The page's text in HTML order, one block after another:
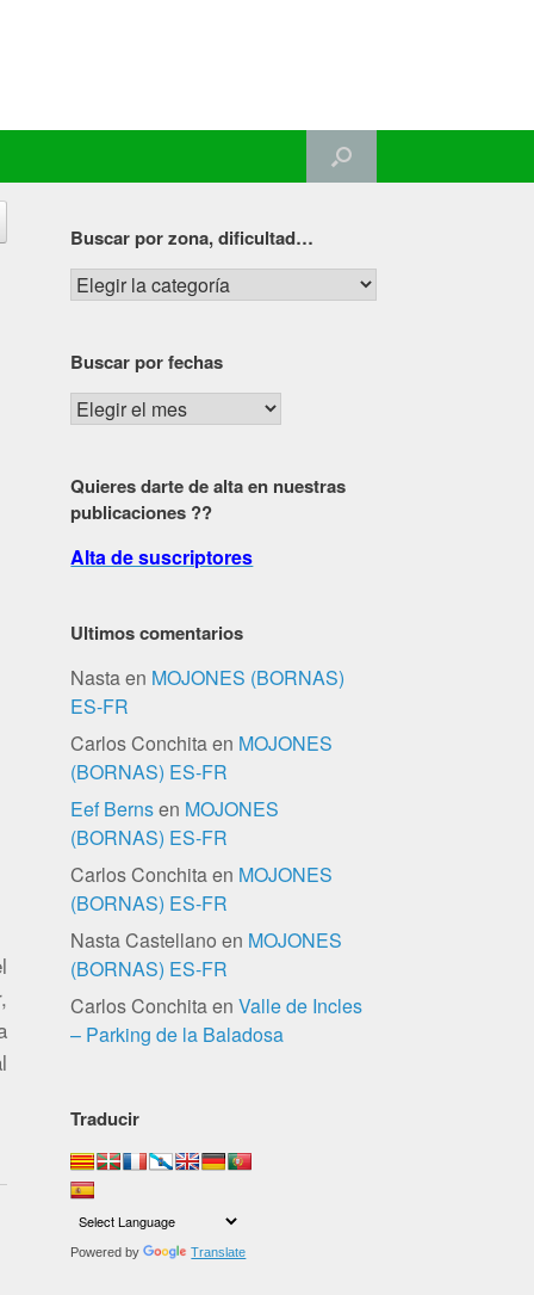
Buscar por zona, dificultad…
Buscar
por
dificultad…
Buscar por fechas
Buscar
por
Quieres darte de alta en nuestras
publicaciones ??
Alta de suscriptores
Ultimos comentarios
Nastaen MOJONES (BORNAS)
ES-FR
Carlos Conchitaen MOJONES
(BORNAS) ES-FR
Eef Bernsen MOJONES
(BORNAS) ES-FR
Carlos Conchitaen MOJONES
(BORNAS) ES-FR
Nasta Castellano en MOJONES
(BORNAS) ES-FR
Carlos ConchitaenValle de Incles
– Parking de la Baladosa
Traducir
Powered by Translate